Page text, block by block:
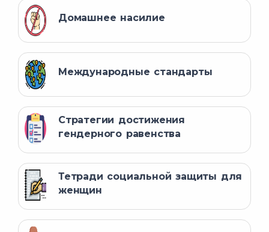
Домашнее насилие
Международные стандарты
Стратегии достижения
гендерного равенства
Тетради социальной защиты для
женщин